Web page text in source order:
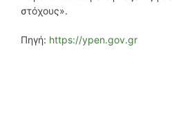
στόχους».
Πηγή: https://ypen.gov.gr